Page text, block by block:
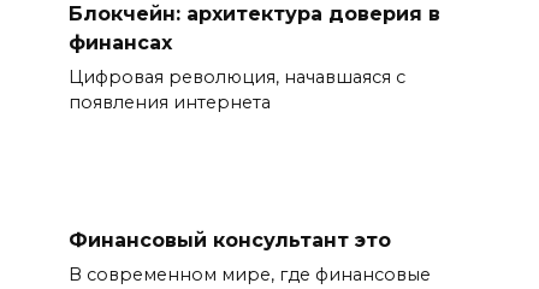
Блокчейн: архитектура доверия в
финансах
Цифровая революция, начавшаяся с
появления интернета
Финансовый консультант это
В современном мире, где финансовые